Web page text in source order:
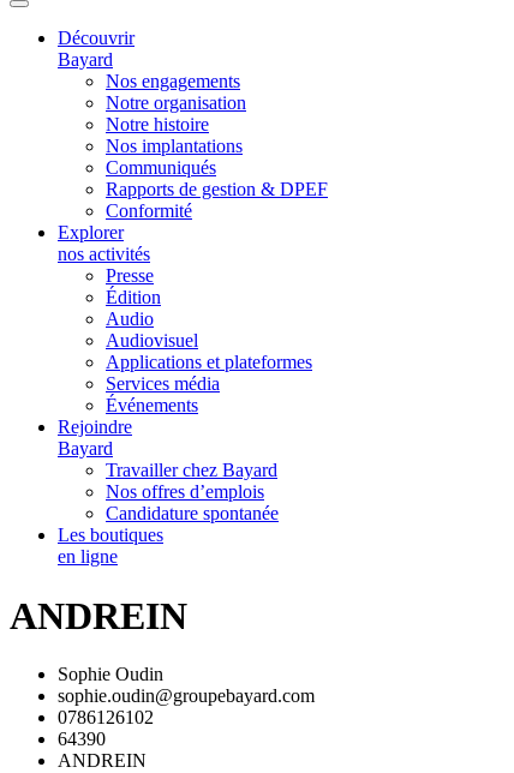
Découvrir
Bayard
Nos engagements
Notre organisation
Notre histoire
Nos implantations
Communiqués
Rapports de gestion & DPEF
Conformité
Explorer
nos activités
Presse
Édition
Audio
Audiovisuel
Applications et plateformes
Services média
Événements
Rejoindre
Bayard
Travailler chez Bayard
Nos offres d’emplois
Candidature spontanée
Les boutiques
en ligne
ANDREIN
Sophie Oudin
sophie.oudin@groupebayard.com
0786126102
64390
ANDREIN